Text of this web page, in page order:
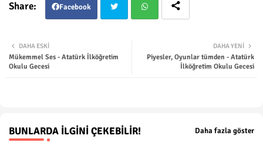
Facebook
ter tsap
DAHA YENI
Piyesler, Oyunlar tümden - Atatürk
İlköğretim Okulu Gecesi
DAHA ESKI
Mükemmel Ses - Atatürk İlköğretim
Okulu Gecesi
BUNLARDA İLGINI ÇEKEBILIR! Daha fazla göster